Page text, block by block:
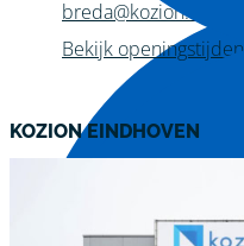
breda@kozion.nl
Bekijk openingstijden
KOZION EINDHOVEN